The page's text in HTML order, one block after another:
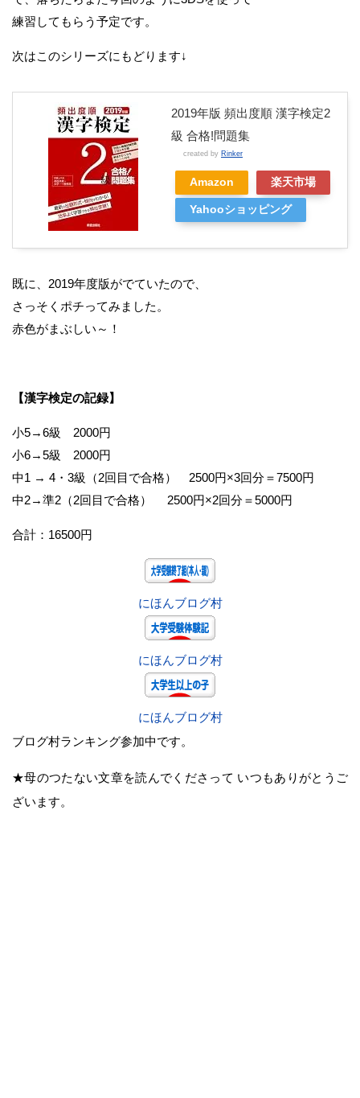
練習してもらう予定です。
次はこのシリーズにもどります↓
2019年版 頻出度順 漢字検定2
級 合格!問題集
created by Rinker
Amazon 楽天市場
Yahooショッピング
既に、2019年度版がでていたので、
さっそくポチってみました。
赤色がまぶしい～！
【漢字検定の記録】
小5→6級 2000円
小6→5級 2000円
中1 → 4・3級（2回目で合格） 2500円×3回分＝7500円
中2→準2（2回目で合格） 2500円×2回分＝5000円
合計：16500円
にほんブログ村
にほんブログ村
にほんブログ村
ブログ村ランキング参加中です。
★母のつたない文章を読んでくださって いつもありがとうご
ざいます。